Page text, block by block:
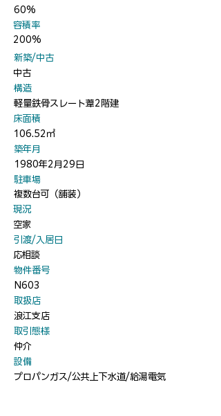
60%
​容積率
200%
​新築/中古
中古
​構造
軽量鉄骨スレート葦2階建
​床面積
106.52㎡
​築年月
1980年2月29日
​駐車場
複数台可（舗装）
​現況
空家
​引渡/入居日
応相談
​物件番号
N603
​取扱店
浪江支店
​取引態様
仲介
​設備
プロパンガス/公共上下水道/給湯電気